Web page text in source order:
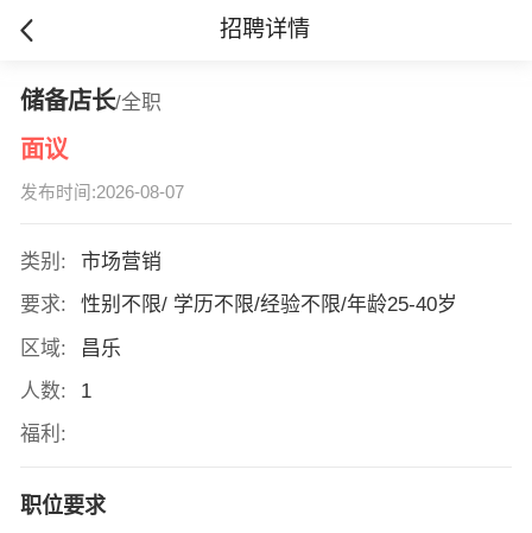
招聘详情
储备店长/全职
面议
发布时间:2026-08-07
类别:
市场营销
要求:
性别不限/ 学历不限/经验不限/年龄25-40岁
区域:
昌乐
人数:
1
福利:
职位要求